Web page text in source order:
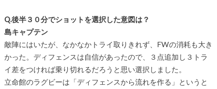
Q.後半３０分でショットを選択した意図は？
島キャプテン
敵陣にはいたが、なかなかトライ取りきれず、 FWの消耗も大き
かった。ディフェンスは自信があったので、３点追加し３トラ
イ差をつければ乗り切れるだろうと思い選択しました。
立命館のラグビーは「ディフェンスから流れを作る」というと